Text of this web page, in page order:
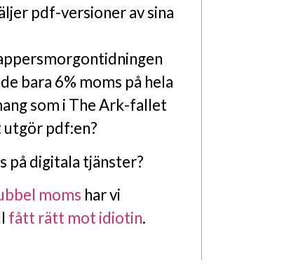
pdf-versioner av sina
bara 6% moms på hela
som i The Ark-fallet
utgör pdf:en?
på digitala tjänster?
moms har vi
fått rätt mot idiotin.